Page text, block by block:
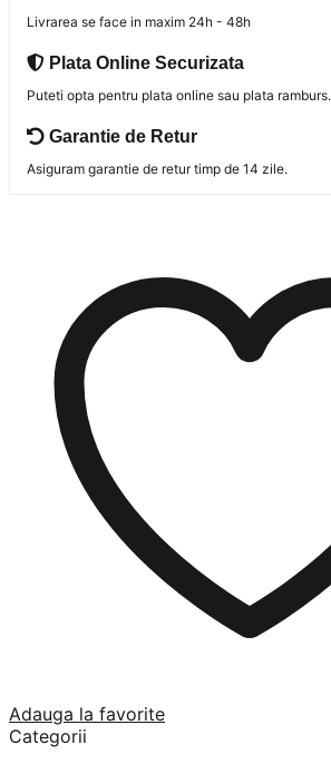
Livrarea se face in maxim 24h - 48h
Plata Online Securizata
Puteti opta pentru plata online sau plata ramburs.
Garantie de Retur
Asiguram garantie de retur timp de 14 zile.
Adauga la favorite
Categorii